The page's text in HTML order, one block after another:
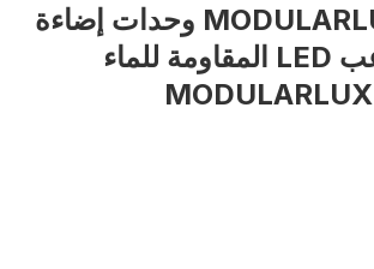
سلسلة MODULARLUX وحدات إضاءة
الملاعب LED المقاومة للماء
MODULARLUX